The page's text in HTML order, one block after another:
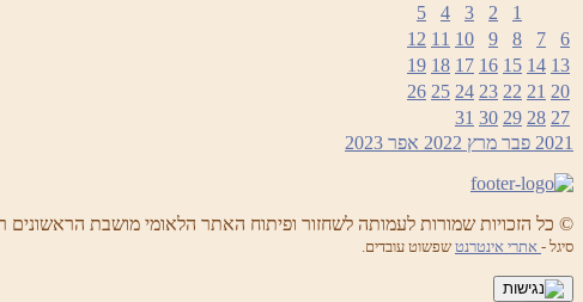
1
2
3
4
5
6
7
8
9
10
11
12
13
14
15
16
17
18
19
20
21
22
23
24
25
26
27
28
29
30
31
2021 פבר מרץ 2022 אפר 2023
© כל הזכויות שמורות לעמותה לשחזור ופיתוח האתר הלאומי מושבת הראשונים
סיגל - אתרי אינטרנט שפשוט עובדים.